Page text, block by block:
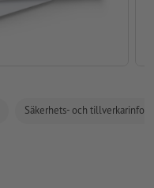
Säkerhets- och